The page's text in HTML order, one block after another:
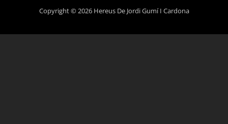
Copyright © 2026 Hereus De Jordi Gumí I Cardona